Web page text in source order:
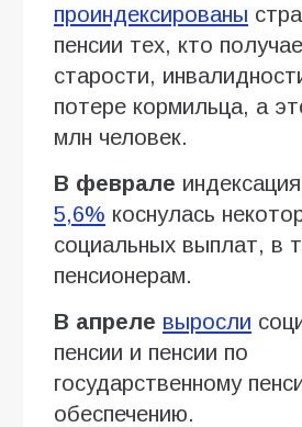
проиндексированы
пенсии тех, кто
старости,
потере кормильца, а
млн человек.
В феврале индексация
5,6% коснулась
социальных выплат, в
пенсионерам.
В апреле выросли
пенсии и пенсии по
государственному
обеспечению.